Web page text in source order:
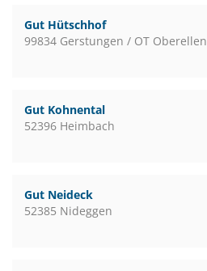
Gut Hütschhof
99834 Gerstungen / OT Oberellen
Gut Kohnental
52396 Heimbach
Gut Neideck
52385 Nideggen